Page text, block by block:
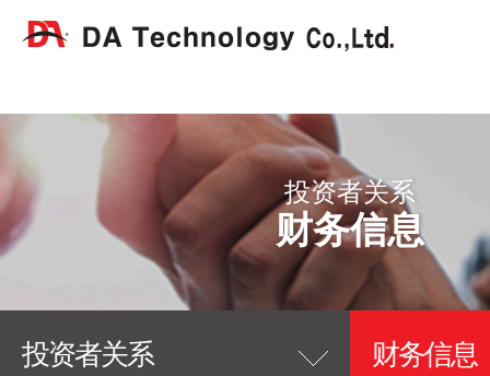
投资者关系
财务信息
投资者关系 财务信息